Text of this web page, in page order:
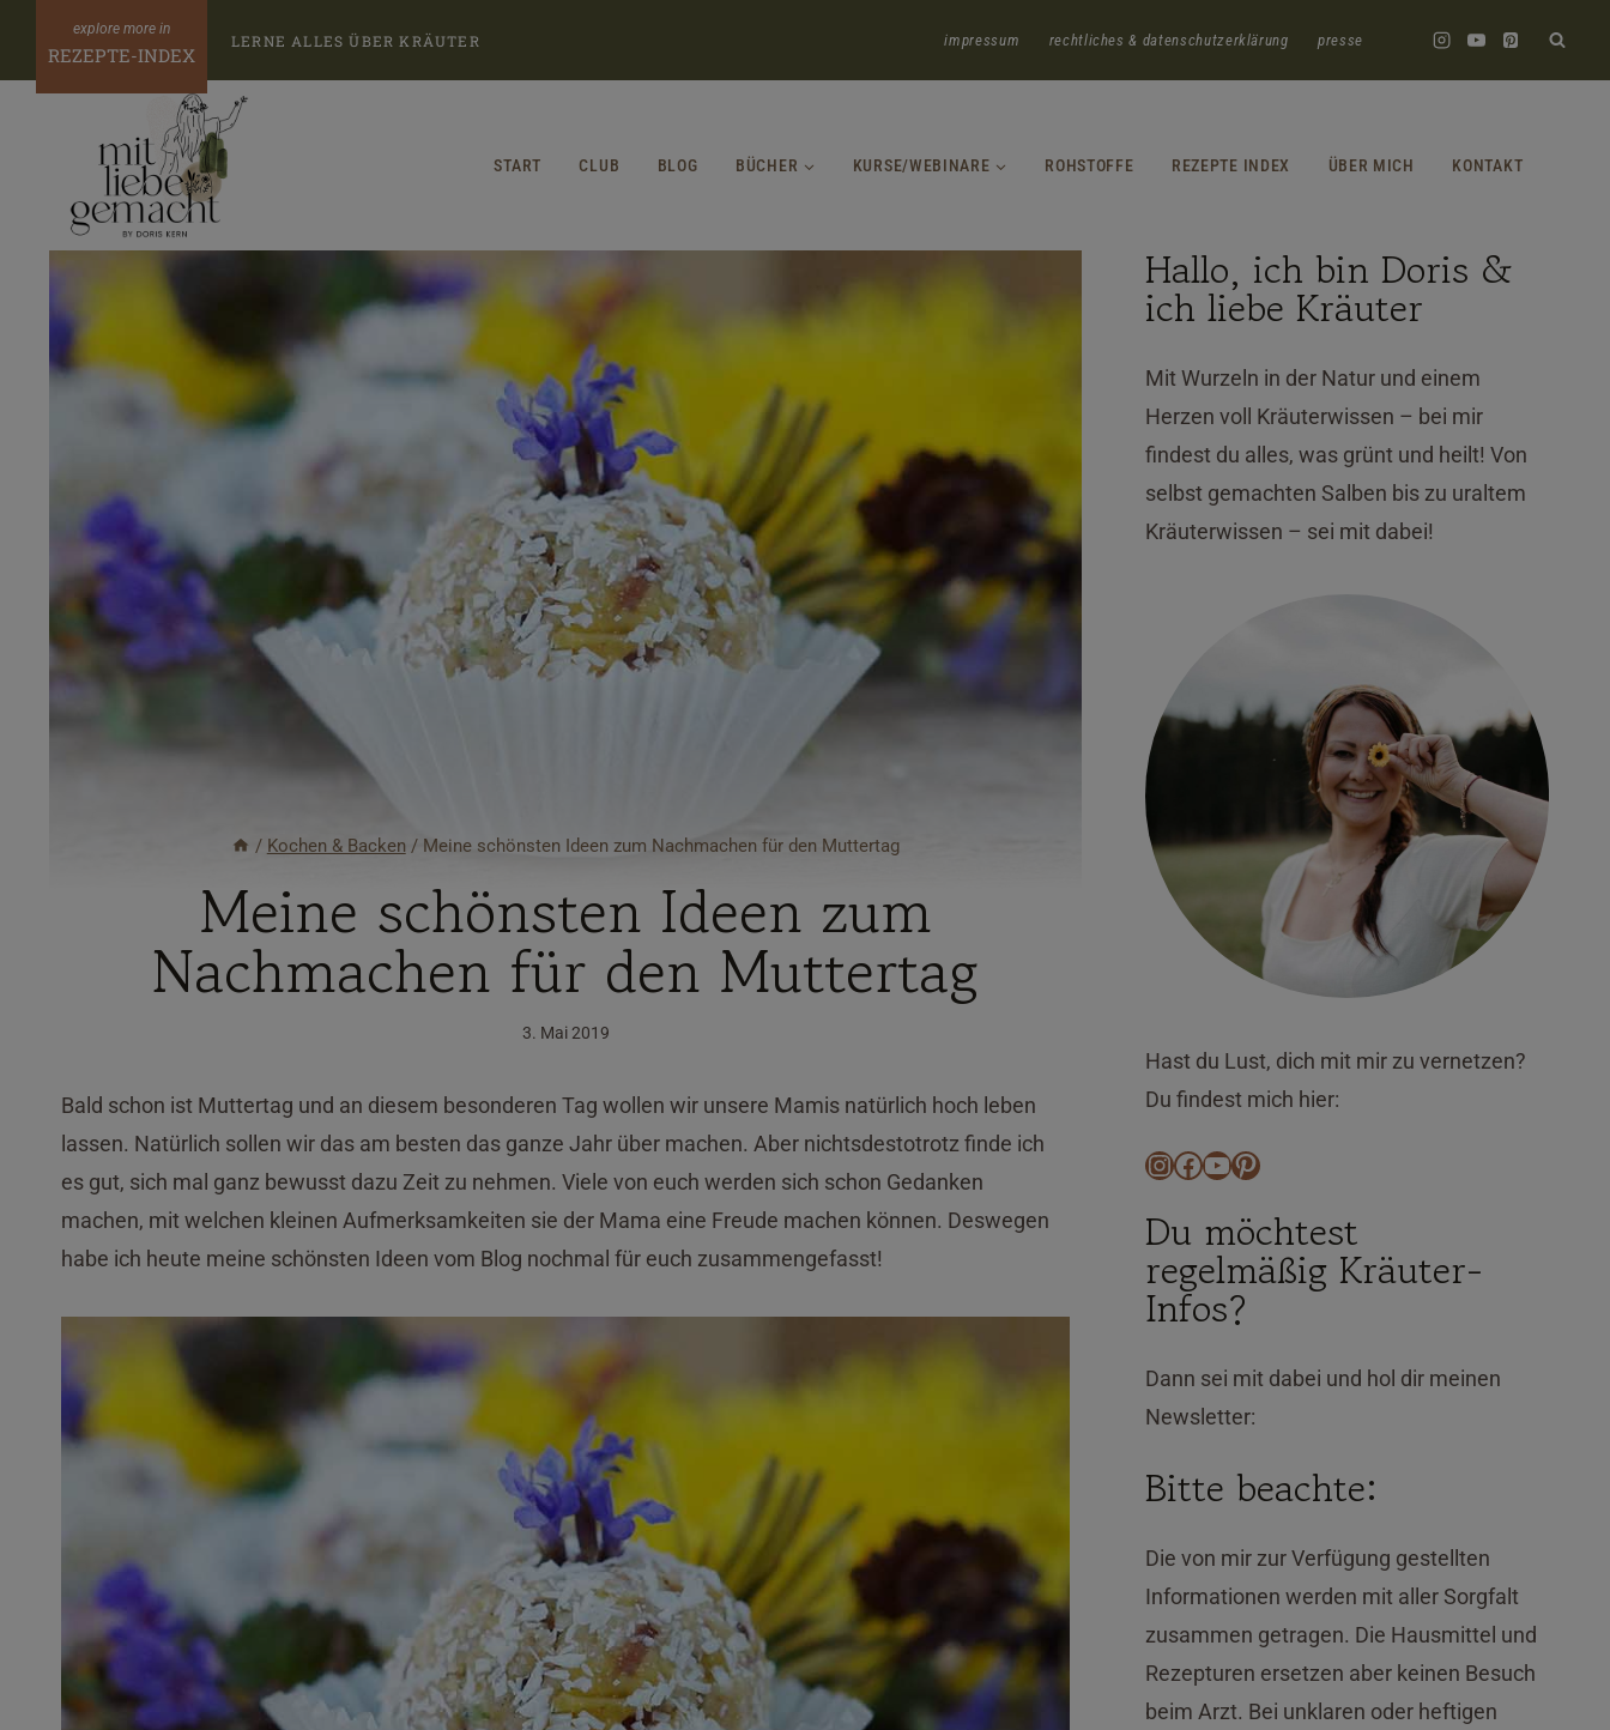
Inhalt
springen
REZEPTE-INDEX
LERNE ALLES ÜBER KRÄUTER impressum rechtliches & datenschutzerklärung presse
START CLUB BLOG BÜCHER KURSE/WEBINARE ROHSTOFFE REZEPTE INDEX ÜBER MICH KONTAKT
/ Kochen & Backen / Meine schönsten Ideen zum Nachmachen für den Muttertag
Meine schönsten Ideen zum
Nachmachen für den Muttertag
3. Mai 2019
Bald schon ist Muttertag und an diesem besonderen Tag wollen wir unsere Mamis natürlich hoch leben
lassen. Natürlich sollen wir das am besten das ganze Jahr über machen. Aber nichtsdestotrotz finde ich
es gut, sich mal ganz bewusst dazu Zeit zu nehmen. Viele von euch werden sich schon Gedanken
machen, mit welchen kleinen Aufmerksamkeiten sie der Mama eine Freude machen können. Deswegen
habe ich heute meine schönsten Ideen vom Blog nochmal für euch zusammengefasst!
Hallo, ich bin Doris &
ich liebe Kräuter
Mit Wurzeln in der Natur und einem
Herzen voll Kräuterwissen – bei mir
findest du alles, was grünt und heilt! Von
selbst gemachten Salben bis zu uraltem
Kräuterwissen – sei mit dabei!
Hast du Lust, dich mit mir zu vernetzen?
Du findest mich hier:
Instagram
Facebook
YouTube
Pinterest
Du möchtest
regelmäßig Kräuter-
Infos?
Dann sei mit dabei und hol dir meinen
Newsletter:
Bitte beachte:
Die von mir zur Verfügung gestellten
Informationen werden mit aller Sorgfalt
zusammen getragen. Die Hausmittel und
Rezepturen ersetzen aber keinen Besuch
beim Arzt. Bei unklaren oder heftigen